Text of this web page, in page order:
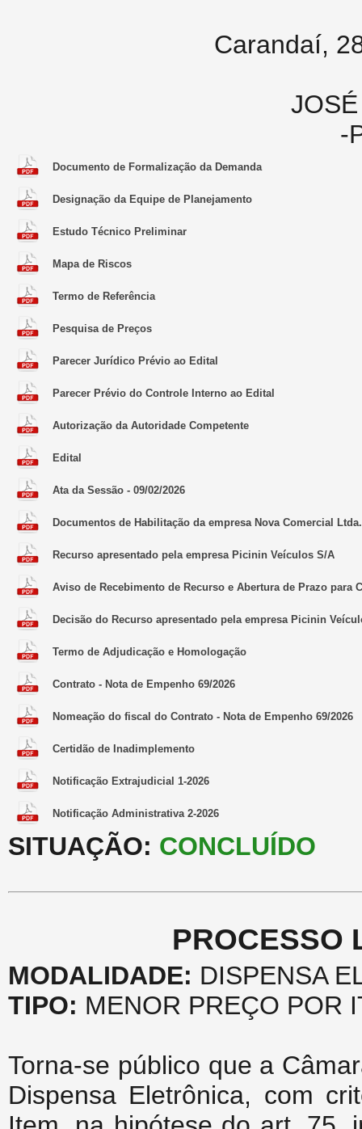
Carandaí,
-
Documento de Formalização da Demanda
Designação da Equipe de Planejamento
Estudo Técnico Preliminar
Mapa de Riscos
Termo de Referência
Pesquisa de Preços
Parecer Jurídico Prévio ao Edital
Parecer Prévio do Controle Interno ao Edital
Autorização da Autoridade Competente
Edital
Ata da Sessão - 09/02/2026
Documentos de Habilitação da empresa Nova Comercial
Recurso apresentado pela empresa Picinin Veículos S/A
Aviso de Recebimento de Recurso e Abertura de Prazo para
Decisão do Recurso apresentado pela empresa Picinin
Termo de Adjudicação e Homologação
Contrato - Nota de Empenho 69/2026
Nomeação do fiscal do Contrato - Nota de Empenho 69/2026
Certidão de Inadimplemento
Notificação Extrajudicial 1-2026
Notificação Administrativa 2-2026
SITUAÇÃO: CONCLUÍDO
PROCESSO
MODALIDADE: DISPENSA
TIPO: MENOR PREÇO POR
Torna-se público que a
Dispensa Eletrônica, com